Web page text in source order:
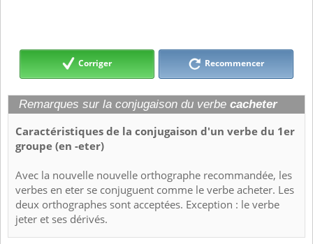
Corriger Recommencer
Remarques sur la conjugaison du verbe cacheter
Caractéristiques de la conjugaison d'un verbe du 1er
groupe (en -eter)
Avec la nouvelle nouvelle orthographe recommandée, les
verbes en eter se conjuguent comme le verbe acheter. Les
deux orthographes sont acceptées. Exception : le verbe
jeter et ses dérivés.